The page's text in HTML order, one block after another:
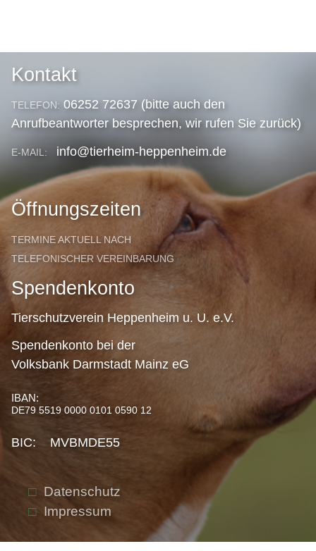
Kontakt
TELEFON: 06252 72637 (bitte auch den
Anrufbeantworter besprechen, wir rufen Sie zurück)
E-MAIL: info@tierheim-heppenheim.de
Öffnungszeiten
TERMINE AKTUELL NACH
TELEFONISCHER VEREINBARUNG
Spendenkonto
Tierschutzverein Heppenheim u. U. e.V.
Spendenkonto bei der
Volksbank Darmstadt Mainz eG
IBAN:
DE79 5519 0000 0101 0590 12
BIC: MVBMDE55
Datenschutz
Impressum